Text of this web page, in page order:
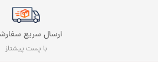
ارسال سریع
با پست پیشتاز